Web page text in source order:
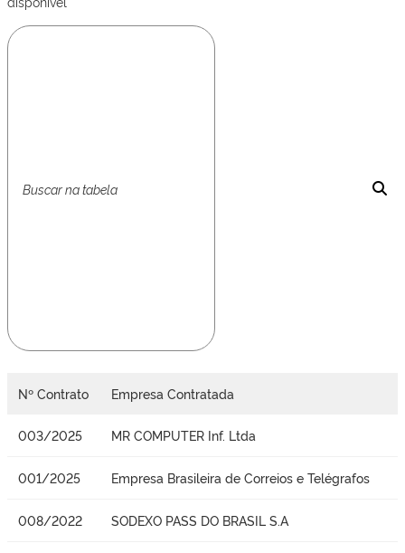
Nº Contrato Empresa Contratada
003/2025 MR COMPUTER Inf. Ltda
001/2025 Empresa Brasileira de Correios e Telégrafos
008/2022 SODEXO PASS DO BRASIL S.A